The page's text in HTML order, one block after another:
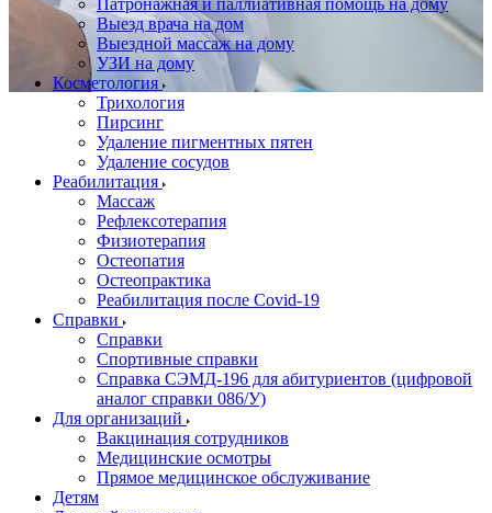
Патронажная и паллиативная помощь на дому
Выезд врача на дом
Выездной массаж на дому
УЗИ на дому
Косметология
Трихология
Пирсинг
Удаление пигментных пятен
Удаление сосудов
Реабилитация
Массаж
Рефлексотерапия
Физиотерапия
Остеопатия
Остеопрактика
Реабилитация после Covid-19
Справки
Справки
Спортивные справки
Справка СЭМД‑196 для абитуриентов (цифровой
аналог справки 086/У)
Для организаций
Вакцинация сотрудников
Медицинские осмотры
Прямое медицинское обслуживание
Детям